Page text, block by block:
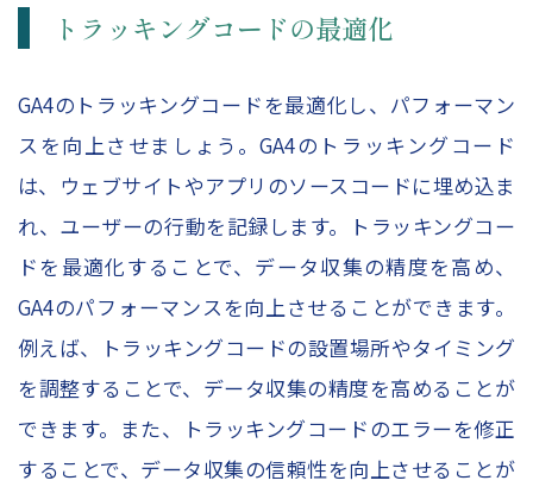
トラッキングコードの最適化
GA4のトラッキングコードを最適化し、パフォーマン
スを向上させましょう。GA4のトラッキングコード
は、ウェブサイトやアプリのソースコードに埋め込ま
れ、ユーザーの行動を記録します。トラッキングコー
ドを最適化することで、データ収集の精度を高め、
GA4のパフォーマンスを向上させることができます。
例えば、トラッキングコードの設置場所やタイミング
を調整することで、データ収集の精度を高めることが
できます。また、トラッキングコードのエラーを修正
することで、データ収集の信頼性を向上させることが